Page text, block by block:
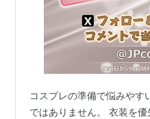
コスプレの準備で悩みやす
ではありません。 衣装を